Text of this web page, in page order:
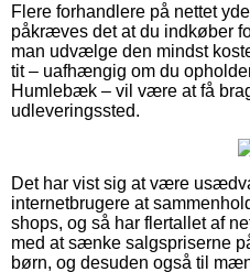
Flere forhandlere på nettet
påkræves det at du indkøber
man udvælge den mindst
tit – uafhængig om du
Humlebæk – vil være at få
udleveringssted.
Det har vist sig at være
internetbrugere at
shops, og så har flertallet af
med at sænke salgspriserne
børn, og desuden også til